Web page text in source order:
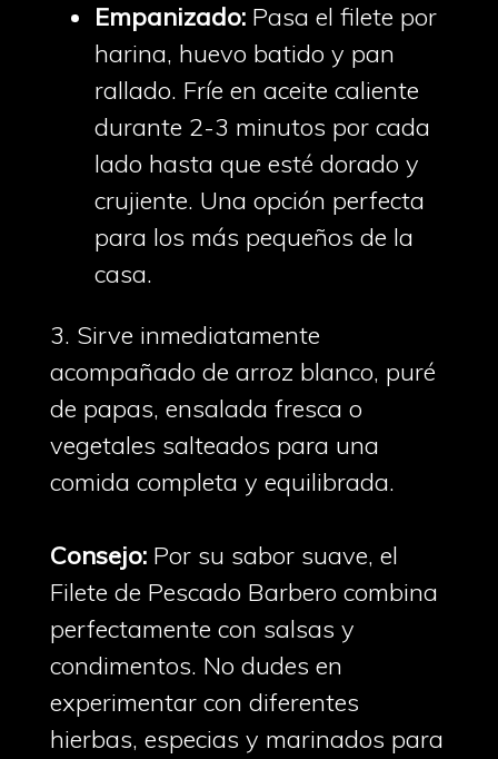
Empanizado: Pasa el filete por
harina, huevo batido y pan
rallado. Fríe en aceite caliente
durante 2-3 minutos por cada
lado hasta que esté dorado y
crujiente. Una opción perfecta
para los más pequeños de la
casa.
3. Sirve inmediatamente
acompañado de arroz blanco, puré
de papas, ensalada fresca o
vegetales salteados para una
comida completa y equilibrada.
Consejo: Por su sabor suave, el
Filete de Pescado Barbero combina
perfectamente con salsas y
condimentos. No dudes en
experimentar con diferentes
hierbas, especias y marinados para